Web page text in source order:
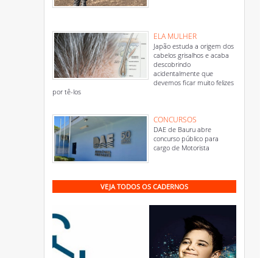
ELA MULHER
Japão estuda a origem dos
cabelos grisalhos e acaba
descobrindo
acidentalmente que
devemos ficar muito felizes
por tê-los
CONCURSOS
DAE de Bauru abre
concurso público para
cargo de Motorista
VEJA TODOS OS CADERNOS